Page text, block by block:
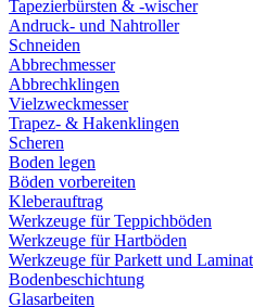
Tapezierbürsten & -wischer
Andruck- und Nahtroller
Schneiden
Abbrechmesser
Abbrechklingen
Vielzweckmesser
Trapez- & Hakenklingen
Scheren
Boden legen
Böden vorbereiten
Kleberauftrag
Werkzeuge für Teppichböden
Werkzeuge für Hartböden
Werkzeuge für Parkett und Laminat
Bodenbeschichtung
Glasarbeiten